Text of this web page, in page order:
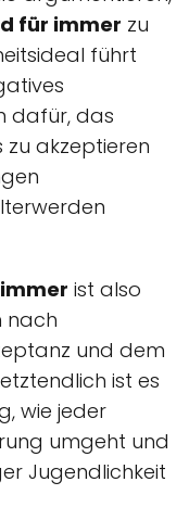
für immer zu
führt
dafür, das
zu akzeptieren
ist also
nach
und dem
ist es
wie jeder
umgeht und
Jugendlichkeit